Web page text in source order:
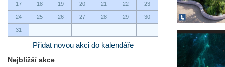
17 18 19 20 21 22 23
24 25 26 27 28 29 30
31
Přidat novou akci do kalendáře
Nejbližší akce